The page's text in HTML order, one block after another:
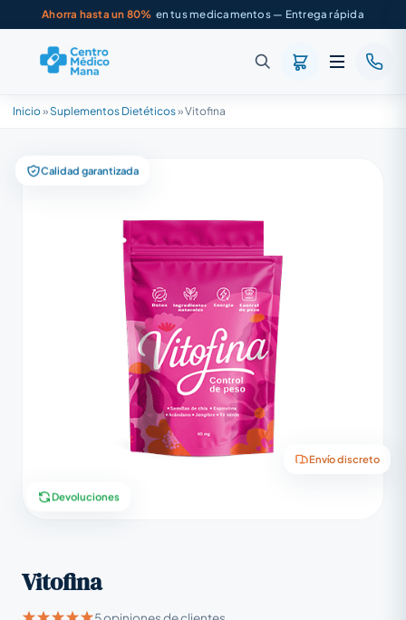
Ahorra hasta un 80% en tus medicamentos — Entrega rápida
Inicio» Suplementos Dietéticos»Vitofina
Calidad garantizada
Envío discreto
Devoluciones
Vitofina